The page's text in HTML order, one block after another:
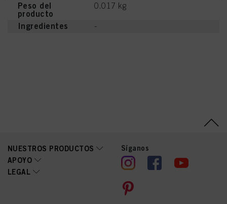
Peso del
producto
0.017 kg
Ingredientes -
NUESTROS PRODUCTOS
APOYO
LEGAL
Síganos